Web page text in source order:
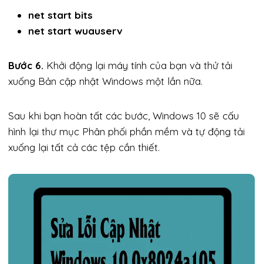
net start bits
net start wuauserv
Bước 6. Khởi động lại máy tính của bạn và thử tải
xuống Bản cập nhật Windows một lần nữa.
Sau khi bạn hoàn tất các bước, Windows 10 sẽ cấu
hình lại thư mục Phân phối phần mềm và tự động tải
xuống lại tất cả các tệp cần thiết.